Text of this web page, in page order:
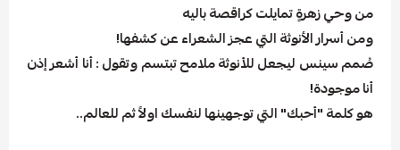
من وحي زهرةٍ تمايلت كراقصة باليه
ومن أسرار الأنوثة التي عجز الشعراء عن كشفها!
صُمم سينس ليجعل للأنوثة ملامح تبتسم وتقول : أنا أشعر إذن
أنا موجودة!
هو كلمة "أحبك" التي توجهينها لنفسك اولاً ثم للعالم..